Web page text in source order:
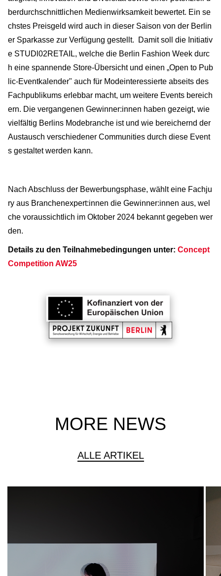
berdurchschnittlichen Medienwirksamkeit bewertet. Ein se
chstes Preisgeld wird auch in dieser Saison von der Berlin
er Sparkasse zur Verfügung gestellt. Damit soll die Initiativ
e STUDl02RETAIL, welche die Berlin Fashion Week durc
h eine spannende Store-Übersicht und einen „Open to Pub
lic-Eventkalender" auch für Modeinteressierte abseits des
Fachpublikums erlebbar macht, um weitere Events bereich
ern. Die vergangenen Gewinner:innen haben gezeigt, wie
vielfältig Berlins Modebranche ist und wie bereichernd der
Austausch verschiedener Communities durch diese Event
s gestaltet werden kann.
Nach Abschluss der Bewerbungsphase, wählt eine Fachju
ry aus Branchenexpert:innen die Gewinner:innen aus, wel
che voraussichtlich im Oktober 2024 bekannt gegeben wer
den.
Details zu den Teilnahmebedingungen unter: Concept
Competition AW25
MORE NEWS
ALLE ARTIKEL